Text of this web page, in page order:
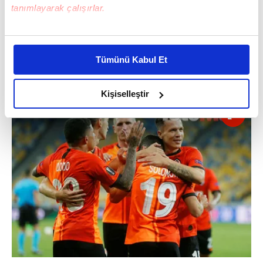
tanımlayarak çalışırlar.
Bu çerezlere izin vermeniz halinde sizlere özel
daha iyi reklam deneyimi yaşatabiliriz. Bunu yaparken
amacımızın size daha iyi bir reklam deneyimi sunmak
olduğunu ve sizlere en iyi içerikleri sunabilmek adına
elimizden gelen çabayı gösterdiğimizi ve bu noktada,
reklamların maliyetlerimizi karşılamak noktasında tek gelir
kalemimiz olduğunu sizlere hatırlatmak isteriz.
Her halükârda, kullanıcılar, bu çerezlere izin vermedikleri
takdirde, kullanıcılara hedefli reklamlar
gösterilmeyecektir."
Sizlere daha iyi bir hizmet sunabilmek için İnternet
Sitemizde kendimize ve üçüncü kişilere ait çerezler
kullanılmaktadır. Bu çerezler vasıtasıyla çeşitli kişisel
Tümünü Kabul Et
Kişiselleştir
11. Arsenal